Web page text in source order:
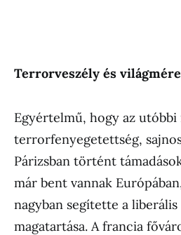
Terrorveszély és világm
Egyértelmű, hogy az
terrorfenyegetettség,
Párizsban történt
már bent vannak
nagyban segítette a
magatartása. A francia